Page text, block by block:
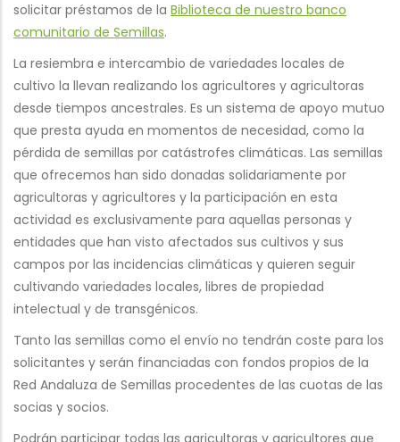
solicitar préstamos de la Biblioteca de nuestro banco
comunitario de Semillas.
La resiembra e intercambio de variedades locales de
cultivo la llevan realizando los agricultores y agricultoras
desde tiempos ancestrales. Es un sistema de apoyo mutuo
que presta ayuda en momentos de necesidad, como la
pérdida de semillas por catástrofes climáticas. Las semillas
que ofrecemos han sido donadas solidariamente por
agricultoras y agricultores y la participación en esta
actividad es exclusivamente para aquellas personas y
entidades que han visto afectados sus cultivos y sus
campos por las incidencias climáticas y quieren seguir
cultivando variedades locales, libres de propiedad
intelectual y de transgénicos.
Tanto las semillas como el envío no tendrán coste para los
solicitantes y serán financiadas con fondos propios de la
Red Andaluza de Semillas procedentes de las cuotas de las
socias y socios.